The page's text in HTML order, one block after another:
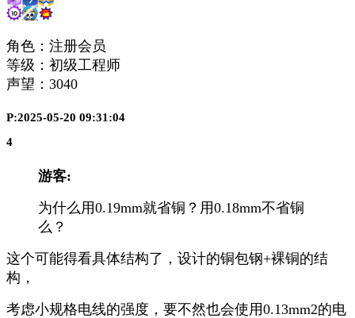
角色：注册会员
等级：初级工程师
声望： 3040
P:2025-05-20 09:31:04
4
游客:
为什么用0.19mm就省铜？用0.18mm不省铜
么？
这个可能得看具体结构了，设计的铜包钢+裸铜的结
构，
考虑小规格电线的强度，要不然也会使用0.13mm2的电